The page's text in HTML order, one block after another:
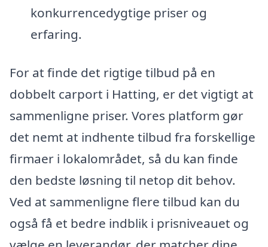
konkurrencedygtige priser og
erfaring.
For at finde det rigtige tilbud på en
dobbelt carport i Hatting, er det vigtigt at
sammenligne priser. Vores platform gør
det nemt at indhente tilbud fra forskellige
firmaer i lokalområdet, så du kan finde
den bedste løsning til netop dit behov.
Ved at sammenligne flere tilbud kan du
også få et bedre indblik i prisniveauet og